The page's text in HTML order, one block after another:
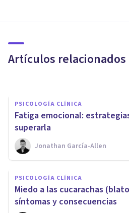
Artículos relacionados
cómo funciona
PSICOLOGÍA CLÍNICA
​Fatiga emocional:
superarla
Jonathan García-Allen
PSICOLOGÍA CLÍNICA
Miedo a las cucarachas
síntomas y consecuencias
ENTREVISTAS
Comprendiendo
importancia del
entrevista a